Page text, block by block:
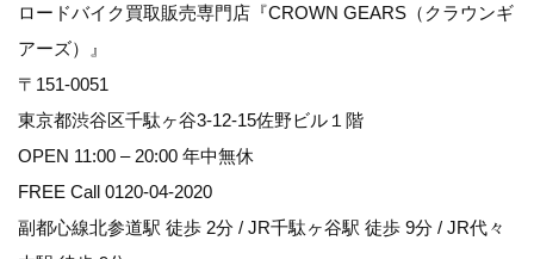
ロードバイク買取販売専門店『CROWN GEARS（クラウンギ
アーズ）』
〒151-0051
東京都渋谷区千駄ヶ谷3-12-15佐野ビル１階
OPEN 11:00 – 20:00 年中無休
FREE Call 0120-04-2020
副都心線北参道駅 徒歩 2分 / JR千駄ヶ谷駅 徒歩 9分 / JR代々